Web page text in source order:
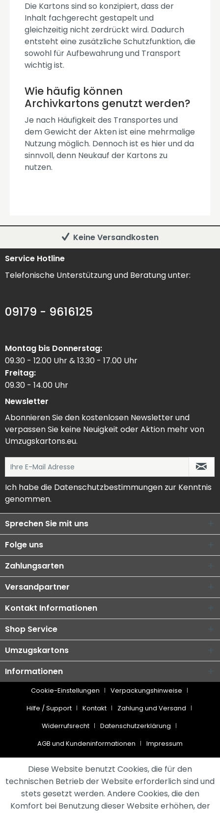
Die Kartons sind so konzipiert, dass der
Inhalt fachgerecht gestapelt und
gleichzeitig nicht zerdrückt wird. Dadurch
entsteht eine zusätzliche Schutzfunktion, die
sowohl für Aufbewahrung und Transport
wichtig ist.
Wie häufig können
Archivkartons genutzt werden?
Je nach Häufigkeit des Transportes und
dem Gewicht der Akten ist eine mehrmalige
Nutzung möglich. Dennoch ist es hier und da
sinnvoll, denn Neukauf der Kartons zu
nutzen.
Keine Versandkosten
Service Hotline
Telefonische Unterstützung und Beratung unter:
09179 - 9616125
Montag bis Donnerstag:
09.30 - 12.00 Uhr & 13.30 - 17.00 Uhr
Freitag:
09.30 - 14.00 Uhr
Newsletter
Abonnieren Sie den kostenlosen Newsletter und
verpassen Sie keine Neuigkeit oder Aktion mehr von
Umzugskartons.eu.
Ich habe die Datenschutzbestimmungen zur Kenntnis
genommen.
Sprechen Sie mit uns
Folge uns
Zahlungsarten
Versandpartner
Kontakt Informationen
Shop Service
Umzugskartons
Informationen
Cookie-Einstellungen
Verpackungshinweise
Hilfe / Support
Kontakt
Zahlung und Versand
Widerrufsrecht
Datenschutzerklärung
AGB und Kundeninformationen
Impressum
* Alle Preise inkl. gesetzl. Mehrwertsteuer zzgl.Versandkosten
ggf. Nachnahmegebühren, wenn nicht anders beschrieben
¹ Wir nutzen Trusted Shops als unabhängigen Dienstleister für die
Einholung von Bewertungen. Trusted Shops hat Maßnahmen
getroffen, um sicherzustellen, dass es es sich um echte
Diese Website benutzt Cookies, die für den
technischen Betrieb der Website erforderlich sind und
stets gesetzt werden. Andere Cookies, die den
Komfort bei Benutzung dieser Website erhöhen, der